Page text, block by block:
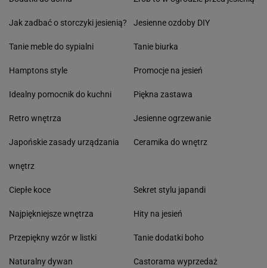
Jak zadbać o storczyki jesienią?
Tanie meble do sypialni
Hamptons style
Idealny pomocnik do kuchni
Retro wnętrza
Japońskie zasady urządzania
wnętrz
Jesienne ozdoby DIY
Tanie biurka
Promocje na jesień
Piękna zastawa
Jesienne ogrzewanie
Ceramika do wnętrz
Ciepłe koce
Najpiękniejsze wnętrza
Przepiękny wzór w listki
Naturalny dywan
Sekret stylu japandi
Hity na jesień
Tanie dodatki boho
Castorama wyprzedaż